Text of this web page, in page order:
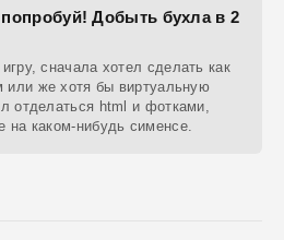
Добыть бухла в 2
сначала хотел сделать как
или же хотя бы виртуальную
отделаться html и фотками,
на каком-нибудь сименсе.